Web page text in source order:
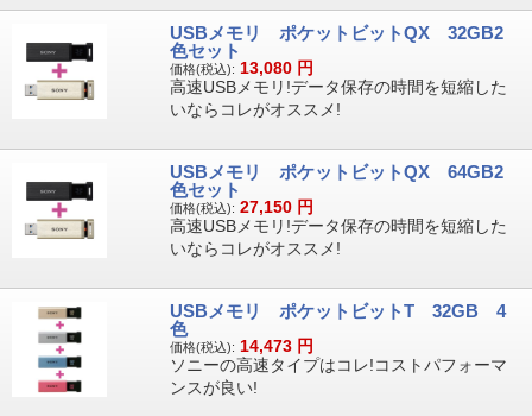
USBメモリ ポケットビットQX 32GB2
色セット
価格(税込): 13,080 円
高速USBメモリ!データ保存の時間を短縮した
いならコレがオススメ!
USBメモリ ポケットビットQX 64GB2
色セット
価格(税込): 27,150 円
高速USBメモリ!データ保存の時間を短縮した
いならコレがオススメ!
USBメモリ ポケットビットT 32GB 4
色
価格(税込): 14,473 円
ソニーの高速タイプはコレ!コストパフォーマ
ンスが良い!